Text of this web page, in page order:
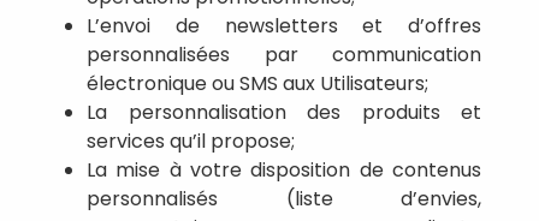
L’envoi de newsletters et d’offres
personnalisées par communication
électronique ou SMS aux Utilisateurs;
La personnalisation des produits et
services qu’il propose;
La mise à votre disposition de contenus
personnalisés (liste d’envies,